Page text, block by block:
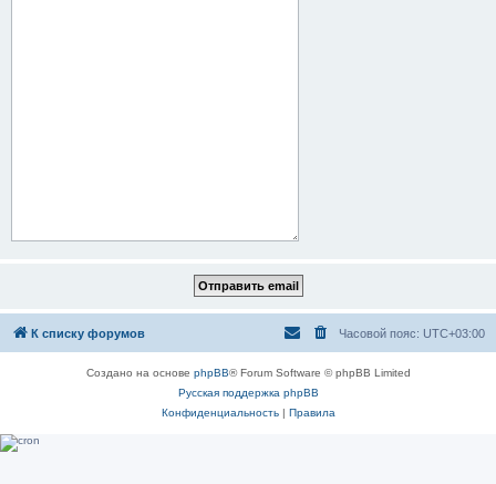
К списку форумов Часовой пояс: UTC+03:00
Создано на основе phpBB® Forum Software © phpBB Limited
Русская поддержка phpBB
Конфиденциальность| Правила